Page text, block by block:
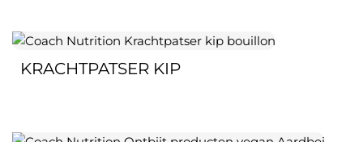
KRACHTPATSER KIP